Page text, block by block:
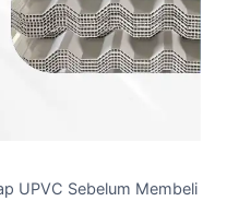
UPVC Sebelum Membeli